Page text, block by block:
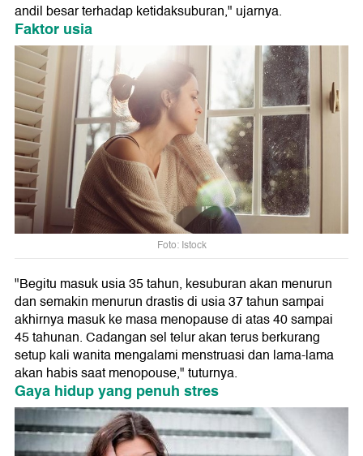
andil besar terhadap ketidaksuburan," ujarnya.
Faktor usia
Foto: Istock
"Begitu masuk usia 35 tahun, kesuburan akan menurun
dan semakin menurun drastis di usia 37 tahun sampai
akhirnya masuk ke masa menopause di atas 40 sampai
45 tahunan. Cadangan sel telur akan terus berkurang
setup kali wanita mengalami menstruasi dan lama-lama
akan habis saat menopouse," tuturnya.
Gaya hidup yang penuh stres